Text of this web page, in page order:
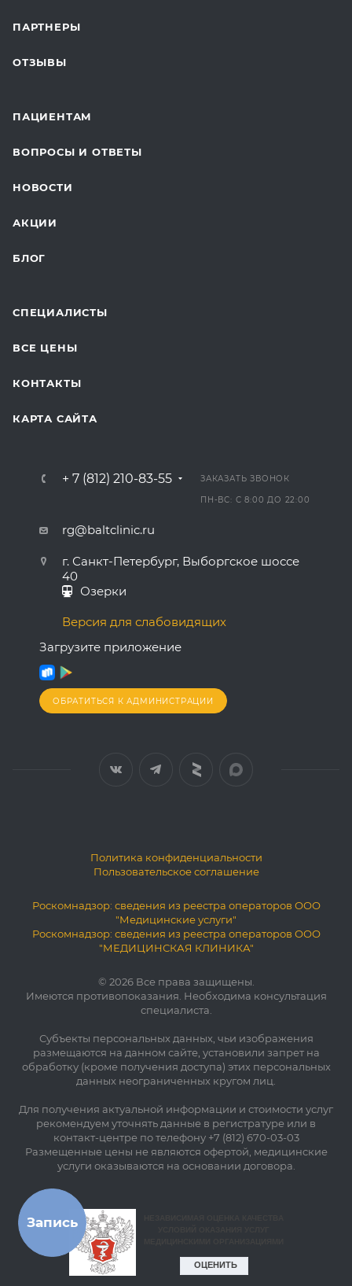
ЛАБОРАТОРНЫЕ ИССЛЕДОВАНИЯ
ДЛЯ БУДУЩИХ МАМ
ПАРТНЕРЫ
ОТЗЫВЫ
ПАЦИЕНТАМ
ВОПРОСЫ И ОТВЕТЫ
НОВОСТИ
АКЦИИ
БЛОГ
СПЕЦИАЛИСТЫ
ВСЕ ЦЕНЫ
КОНТАКТЫ
КАРТА САЙТА
+ 7 (812) 210-83-55 ЗАКАЗАТЬ ЗВОНОК
ПН-ВС: С 8:00 ДО 22:00
rg@baltclinic.ru
г. Санкт-Петербург, Выборгское шоссе
40
Озерки
Версия для слабовидящих
Загрузите приложение
ОБРАТИТЬСЯ К АДМИНИСТРАЦИИ
Политика конфиденциальности
Пользовательское соглашение
Роскомнадзор: сведения из реестра операторов ООО
"Медицинские услуги"
Роскомнадзор: сведения из реестра операторов ООО
"МЕДИЦИНСКАЯ КЛИНИКА"
© 2026 Все права защищены.
Имеются противопоказания. Необходима консультация
специалиста.
Субъекты персональных данных, чьи изображения
размещаются на данном сайте, установили запрет на
обработку (кроме получения доступа) этих персональных
данных неограниченных кругом лиц.
Для получения актуальной информации и стоимости услуг
рекомендуем уточнять данные в регистратуре или в
контакт-центре по телефону +7 (812) 670-03-03
Размещенные цены не являются офертой, медицинские
услуги оказываются на основании договора.
Запись